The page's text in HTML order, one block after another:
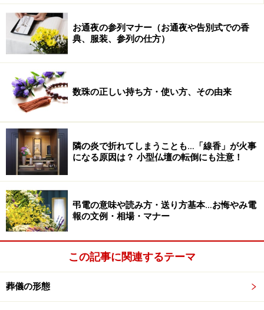
ケアとその保健医療状況など
では、質の高い死とは何でしょうか。この点に着目して
イギリスの経済紙「エコノミスト」の調査機関が2015年
全世界の「死の質」を調査
調査は「緩和ケアとその保健医療状況」「保健医療分野
の人材」「経済的負担」「ケアの質」「地域社会との関
わり」の5領域について、世界80か国を対象として行わ
れました。
その結果、トップは前回調査と同じイギリス。2位以下
はオーストラリア、ニュージーランド、最下位はイラク
となりました。
日本は前回調査（2010年）では40か国中23位だったの
が、今回は14位とランクアップ。アジアでは台湾（全体
6位）、シンガポール（全体12位）に次いで3位でした。
お通夜の参列マナー（お通夜や告別式での香
典、服装、参列の仕方）
数珠の正しい持ち方・使い方、その由来
隣の炎で折れてしまうことも…「線香」が火事
になる原因は？ 小型仏壇の転倒にも注意！
弔電の意味や読み方・送り方基本…お悔やみ電
報の文例・相場・マナー
この記事に関連するテーマ
葬儀の形態